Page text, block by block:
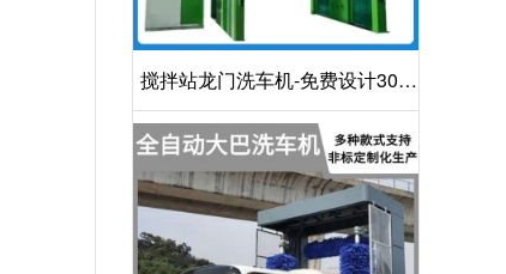
搅拌站龙门洗车机-免费设计30S
洁净方案[隆茂鑫晟]